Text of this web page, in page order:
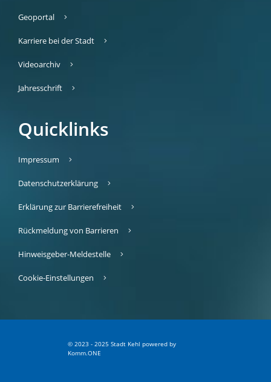
Geoportal
Karriere bei der Stadt
Videoarchiv
Jahresschrift
Quicklinks
Impressum
Datenschutzerklärung
Erklärung zur Barrierefreiheit
Rückmeldung von Barrieren
Hinweisgeber-Meldestelle
Cookie-Einstellungen
© 2023 - 2025 Stadt Kehl powered by
Komm.ONE